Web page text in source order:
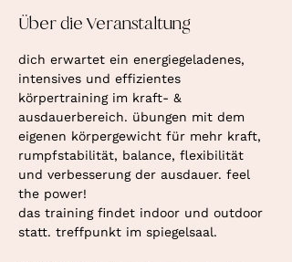
Über die Veranstaltung
dich erwartet ein energiegeladenes,
intensives und effizientes
körpertraining im kraft- &
ausdauerbereich. übungen mit dem
eigenen körpergewicht für mehr kraft,
rumpfstabilität, balance, flexibilität
und verbesserung der ausdauer. feel
the power!
das training findet indoor und outdoor
statt. treffpunkt im spiegelsaal.